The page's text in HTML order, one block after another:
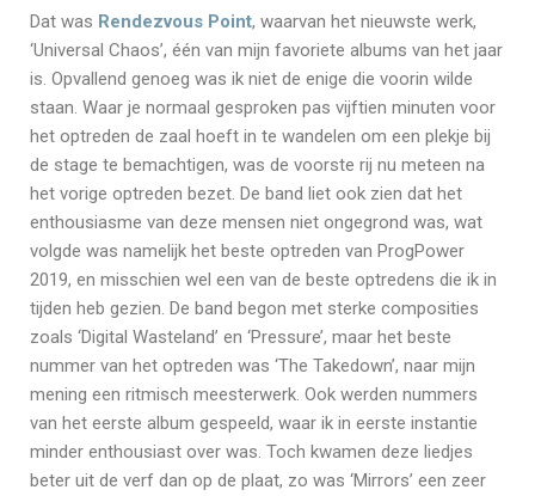
Dat was Rendezvous Point, waarvan het nieuwste werk,
‘Universal Chaos’, één van mijn favoriete albums van het jaar
is. Opvallend genoeg was ik niet de enige die voorin wilde
staan. Waar je normaal gesproken pas vijftien minuten voor
het optreden de zaal hoeft in te wandelen om een plekje bij
de stage te bemachtigen, was de voorste rij nu meteen na
het vorige optreden bezet. De band liet ook zien dat het
enthousiasme van deze mensen niet ongegrond was, wat
volgde was namelijk het beste optreden van ProgPower
2019, en misschien wel een van de beste optredens die ik in
tijden heb gezien. De band begon met sterke composities
zoals ‘Digital Wasteland’ en ‘Pressure’, maar het beste
nummer van het optreden was ‘The Takedown’, naar mijn
mening een ritmisch meesterwerk. Ook werden nummers
van het eerste album gespeeld, waar ik in eerste instantie
minder enthousiast over was. Toch kwamen deze liedjes
beter uit de verf dan op de plaat, zo was ‘Mirrors’ een zeer